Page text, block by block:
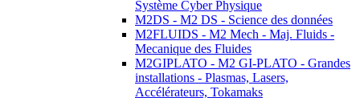
Système Cyber Physique
M2DS - M2 DS - Science des données
M2FLUIDS - M2 Mech - Maj. Fluids -
Mecanique des Fluides
M2GIPLATO - M2 GI-PLATO - Grandes
installations - Plasmas, Lasers,
Accélérateurs, Tokamaks